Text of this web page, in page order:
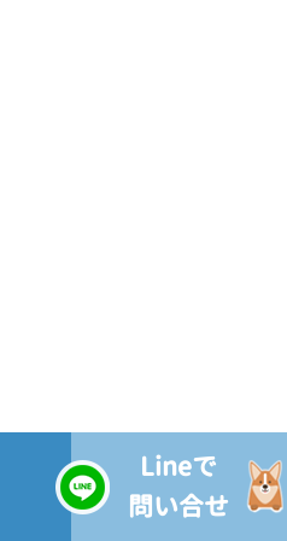
Lineで
問い合せ